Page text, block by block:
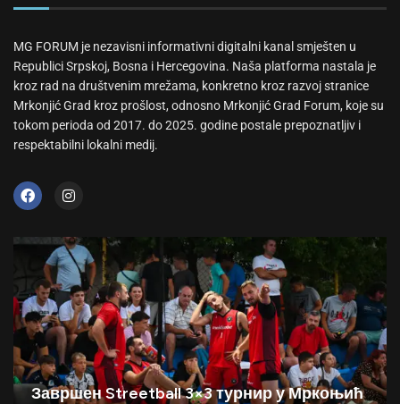
MG FORUM je nezavisni informativni digitalni kanal smješten u
Republici Srpskoj, Bosna i Hercegovina. Naša platforma nastala je
kroz rad na društvenim mrežama, konkretno kroz razvoj stranice
Mrkonjić Grad kroz prošlost, odnosno Mrkonjić Grad Forum, koje su
tokom perioda od 2017. do 2025. godine postale prepoznatljiv i
respektabilni lokalni medij.
Завршен Streetball 3×3 турнир у Мркоњић